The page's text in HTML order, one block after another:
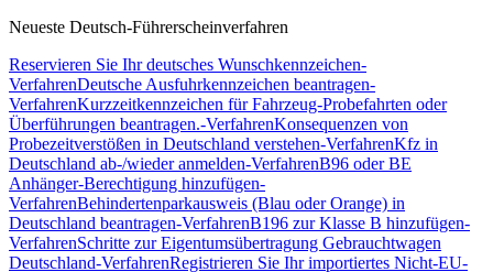
Neueste Deutsch-Führerscheinverfahren
Reservieren Sie Ihr deutsches Wunschkennzeichen-
VerfahrenDeutsche Ausfuhrkennzeichen beantragen-
VerfahrenKurzzeitkennzeichen für Fahrzeug-Probefahrten oder
Überführungen beantragen.-VerfahrenKonsequenzen von
Probezeitverstößen in Deutschland verstehen-VerfahrenKfz in
Deutschland ab-/wieder anmelden-VerfahrenB96 oder BE
Anhänger-Berechtigung hinzufügen-
VerfahrenBehindertenparkausweis (Blau oder Orange) in
Deutschland beantragen-VerfahrenB196 zur Klasse B hinzufügen-
VerfahrenSchritte zur Eigentumsübertragung Gebrauchtwagen
Deutschland-VerfahrenRegistrieren Sie Ihr importiertes Nicht-EU-